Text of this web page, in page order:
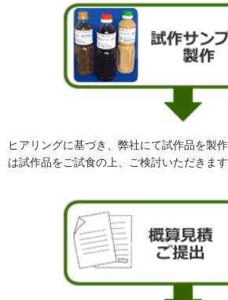
ヒアリングに基づき、弊社にて試作品を製
は試作品をご試食の上、ご検討いただきます